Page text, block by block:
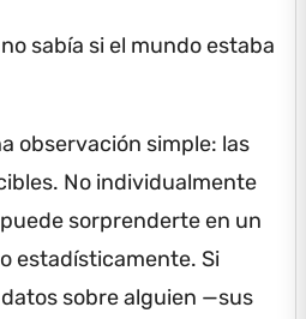
sabía si el mundo estaba
observación simple: las
No individualmente
sorprenderte en un
estadísticamente. Si
sobre alguien —sus